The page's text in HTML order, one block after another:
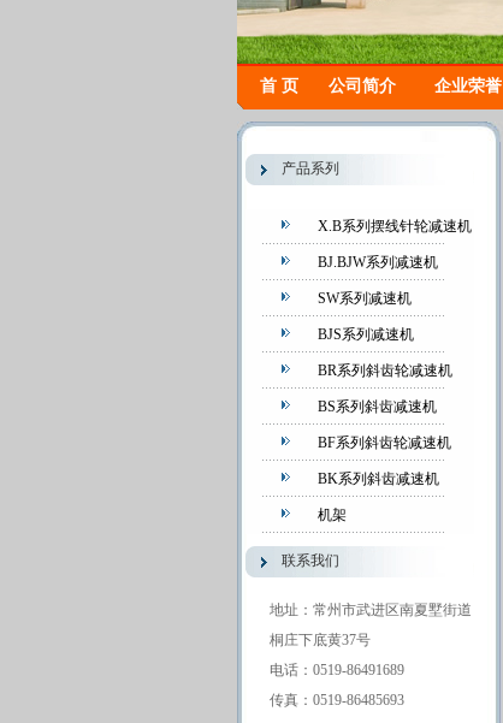
首 页 公司简介 企业荣誉
产品系列
X.B系列摆线针轮减速机
BJ.BJW系列减速机
SW系列减速机
BJS系列减速机
BR系列斜齿轮减速机
BS系列斜齿减速机
BF系列斜齿轮减速机
BK系列斜齿减速机
机架
联系我们
地址：常州市武进区南夏墅街道
桐庄下底黄37号
电话：0519-86491689
传真：0519-86485693